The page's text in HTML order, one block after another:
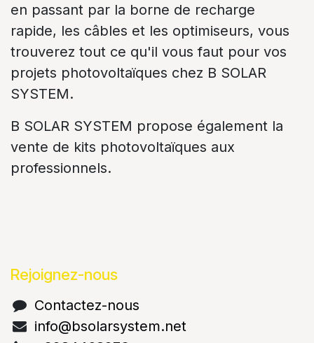
en passant par la borne de recharge
rapide, les câbles et les optimiseurs, vous
trouverez tout ce qu'il vous faut pour vos
projets photovoltaïques chez B SOLAR
SYSTEM.
B SOLAR SYSTEM propose également la
vente de kits photovoltaïques aux
professionnels.
Rejoignez-nous
Contactez-nous
info@bsolarsystem.net